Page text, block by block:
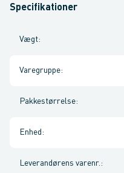
Specifikationer
Vægt:
Varegruppe:
Pakkestørrelse:
Enhed :
Leverandørens varenr. :